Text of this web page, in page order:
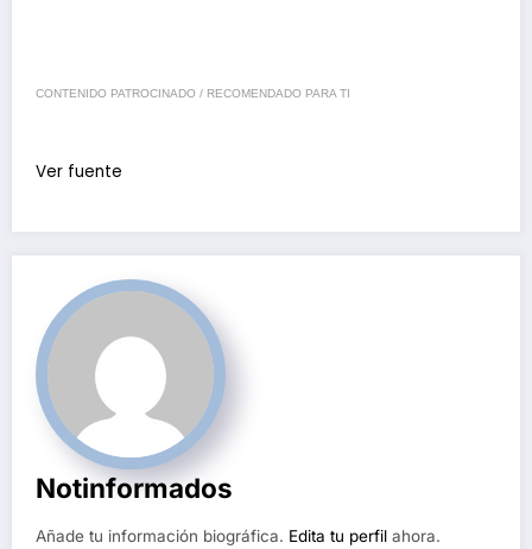
CONTENIDO PATROCINADO / RECOMENDADO PARA TI
Ver fuente
Notinformados
Añade tu información biográfica. Edita tu perfil ahora.